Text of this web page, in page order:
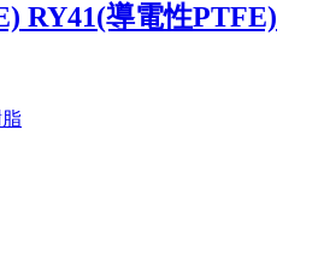
RY41(導電性PTFE)